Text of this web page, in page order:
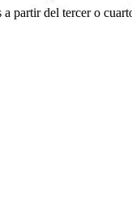
partir del tercer o